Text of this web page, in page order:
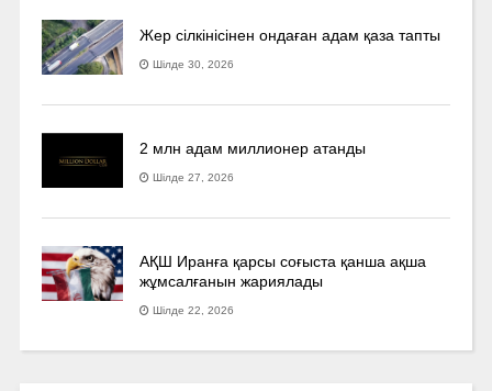
Жер сілкінісінен ондаған адам қаза тапты
Шілде 30, 2026
2 млн адам миллионер атанды
Шілде 27, 2026
АҚШ Иранға қарсы соғыста қанша ақша
жұмсалғанын жариялады
Шілде 22, 2026